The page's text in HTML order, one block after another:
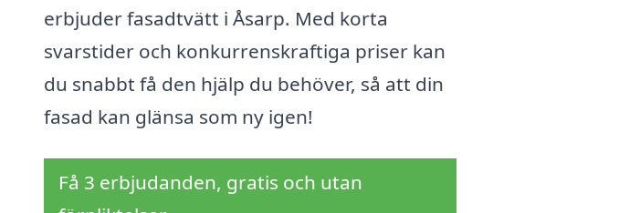
erbjuder fasadtvätt i Åsarp. Med korta
svarstider och konkurrenskraftiga priser kan
du snabbt få den hjälp du behöver, så att din
fasad kan glänsa som ny igen!
Få 3 erbjudanden, gratis och utan